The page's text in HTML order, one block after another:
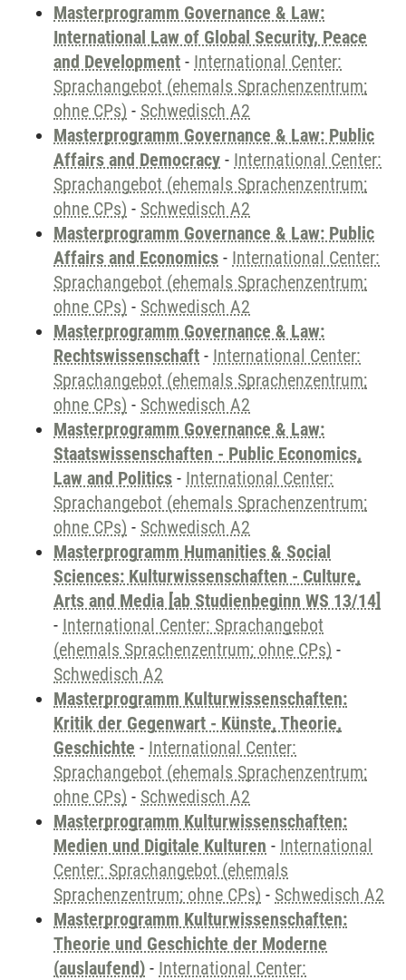
Masterprogramm Governance & Law:
International Law of Global Security, Peace
and Development - International Center:
Sprachangebot (ehemals Sprachenzentrum;
ohne CPs) - Schwedisch A2
Masterprogramm Governance & Law: Public
Affairs and Democracy - International Center:
Sprachangebot (ehemals Sprachenzentrum;
ohne CPs) - Schwedisch A2
Masterprogramm Governance & Law: Public
Affairs and Economics - International Center:
Sprachangebot (ehemals Sprachenzentrum;
ohne CPs) - Schwedisch A2
Masterprogramm Governance & Law:
Rechtswissenschaft - International Center:
Sprachangebot (ehemals Sprachenzentrum;
ohne CPs) - Schwedisch A2
Masterprogramm Governance & Law:
Staatswissenschaften - Public Economics,
Law and Politics - International Center:
Sprachangebot (ehemals Sprachenzentrum;
ohne CPs) - Schwedisch A2
Masterprogramm Humanities & Social
Sciences: Kulturwissenschaften - Culture,
Arts and Media [ab Studienbeginn WS 13/14]
- International Center: Sprachangebot
(ehemals Sprachenzentrum; ohne CPs) -
Schwedisch A2
Masterprogramm Kulturwissenschaften:
Kritik der Gegenwart - Künste, Theorie,
Geschichte - International Center:
Sprachangebot (ehemals Sprachenzentrum;
ohne CPs) - Schwedisch A2
Masterprogramm Kulturwissenschaften:
Medien und Digitale Kulturen - International
Center: Sprachangebot (ehemals
Sprachenzentrum; ohne CPs) - Schwedisch A2
Masterprogramm Kulturwissenschaften:
Theorie und Geschichte der Moderne
(auslaufend) - International Center: